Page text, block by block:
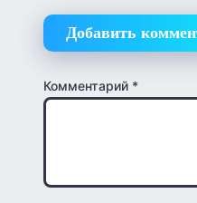
Добавить
Комментарий *